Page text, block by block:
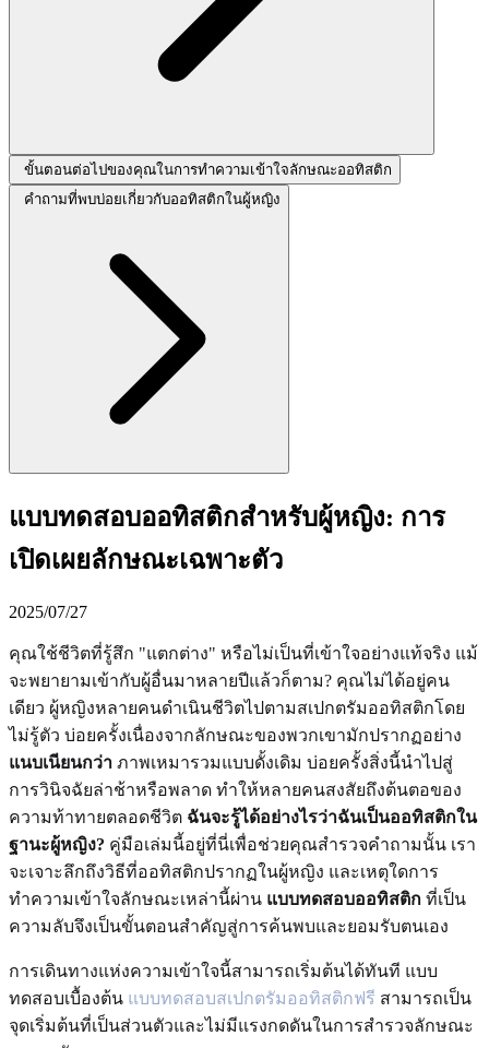
ขั้นตอนต่อไปของคุณในการทำความเข้าใจลักษณะออทิสติก
คำถามที่พบบ่อยเกี่ยวกับออทิสติกในผู้หญิง
แบบทดสอบออทิสติกสำหรับผู้หญิง: การ
เปิดเผยลักษณะเฉพาะตัว
2025/07/27
คุณใช้ชีวิตที่รู้สึก "แตกต่าง" หรือไม่เป็นที่เข้าใจอย่างแท้จริง แม้
จะพยายามเข้ากับผู้อื่นมาหลายปีแล้วก็ตาม? คุณไม่ได้อยู่คน
เดียว ผู้หญิงหลายคนดำเนินชีวิตไปตามสเปกตรัมออทิสติกโดย
ไม่รู้ตัว บ่อยครั้งเนื่องจากลักษณะของพวกเขามักปรากฏอย่าง
แนบเนียนกว่า ภาพเหมารวมแบบดั้งเดิม บ่อยครั้งสิ่งนี้นำไปสู่
การวินิจฉัยล่าช้าหรือพลาด ทำให้หลายคนสงสัยถึงต้นตอของ
ความท้าทายตลอดชีวิต ฉันจะรู้ได้อย่างไรว่าฉันเป็นออทิสติกใน
ฐานะผู้หญิง? คู่มือเล่มนี้อยู่ที่นี่เพื่อช่วยคุณสำรวจคำถามนั้น เรา
จะเจาะลึกถึงวิธีที่ออทิสติกปรากฏในผู้หญิง และเหตุใดการ
ทำความเข้าใจลักษณะเหล่านี้ผ่าน แบบทดสอบออทิสติก ที่เป็น
ความลับจึงเป็นขั้นตอนสำคัญสู่การค้นพบและยอมรับตนเอง
การเดินทางแห่งความเข้าใจนี้สามารถเริ่มต้นได้ทันที แบบ
ทดสอบเบื้องต้น แบบทดสอบสเปกตรัมออทิสติกฟรี สามารถเป็น
จุดเริ่มต้นที่เป็นส่วนตัวและไม่มีแรงกดดันในการสำรวจลักษณะ